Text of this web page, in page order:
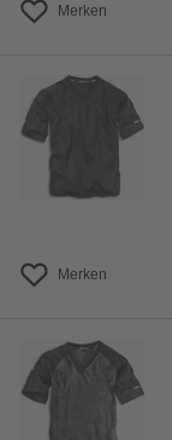
Merken
Merken